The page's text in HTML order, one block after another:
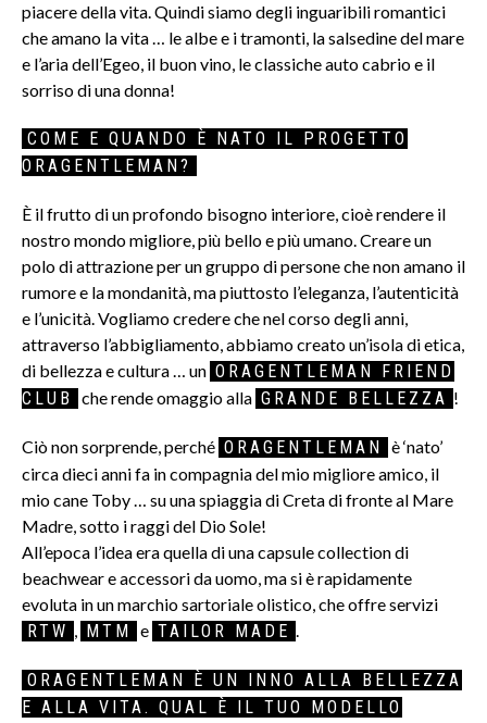
piacere della vita. Quindi siamo degli inguaribili romantici
che amano la vita … le albe e i tramonti, la salsedine del mare
e l’aria dell’Egeo, il buon vino, le classiche auto cabrio e il
sorriso di una donna!
COME E QUANDO È NATO IL PROGETTO
ORAGENTLEMAN?
È il frutto di un profondo bisogno interiore, cioè rendere il
nostro mondo migliore, più bello e più umano. Creare un
polo di attrazione per un gruppo di persone che non amano il
rumore e la mondanità, ma piuttosto l’eleganza, l’autenticità
e l’unicità. Vogliamo credere che nel corso degli anni,
attraverso l’abbigliamento, abbiamo creato un’isola di etica,
di bellezza e cultura … un ORAGENTLEMAN FRIEND
CLUB
che rende omaggio alla GRANDE BELLEZZA !
Ciò non sorprende, perché ORAGENTLEMAN è ‘nato’
circa dieci anni fa in compagnia del mio migliore amico, il
mio cane Toby … su una spiaggia di Creta di fronte al Mare
Madre, sotto i raggi del Dio Sole!
All’epoca l’idea era quella di una capsule collection di
beachwear e accessori da uomo, ma si è rapidamente
evoluta in un marchio sartoriale olistico, che offre servizi
RTW , MTM e TAILOR MADE .
ORAGENTLEMAN È UN INNO ALLA BELLEZZA
E ALLA VITA. QUAL È IL TUO MODELLO